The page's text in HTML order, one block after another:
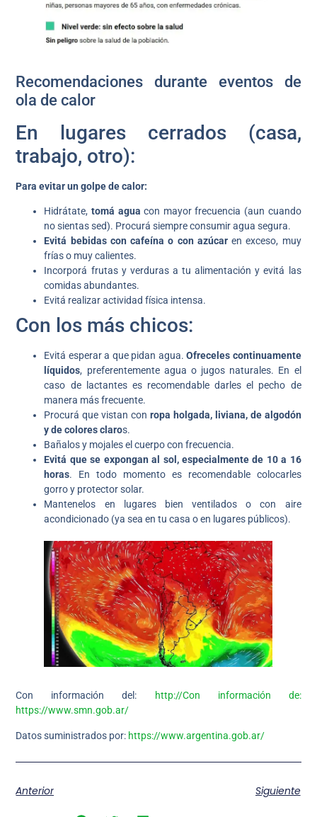
Recomendaciones durante eventos de
ola de calor
En lugares cerrados (casa,
trabajo, otro):
Para evitar un golpe de calor:
Hidrátate, tomá agua con mayor frecuencia (aun cuando
no sientas sed). Procurá siempre consumir agua segura.
Evitá bebidas con cafeína o con azúcaren exceso, muy
frías o muy calientes.
Incorporá frutas y verduras a tu alimentación y evitá las
comidas abundantes.
Evitá realizar actividad física intensa.
Con los más chicos:
Evitá esperar a que pidan agua. Ofreceles continuamente
líquidos, preferentemente agua o jugos naturales. En el
caso de lactantes es recomendable darles el pecho de
manera más frecuente.
Procurá que vistan con ropa holgada, liviana, de algodón
y de colores claros.
Bañalos y mojales el cuerpo con frecuencia.
Evitá que se expongan al sol, especialmente de 10 a 16
horas. En todo momento es recomendable colocarles
gorro y protector solar.
Mantenelos en lugares bien ventilados o con aire
acondicionado (ya sea en tu casa o en lugares públicos).
Con información del:
http://Con información de:
https://www.smn.gob.ar/
Datos suministrados por: https://www.argentina.gob.ar/
Anterior Siguiente